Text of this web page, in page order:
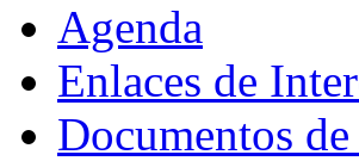
Agenda
Enlaces de
Documentos